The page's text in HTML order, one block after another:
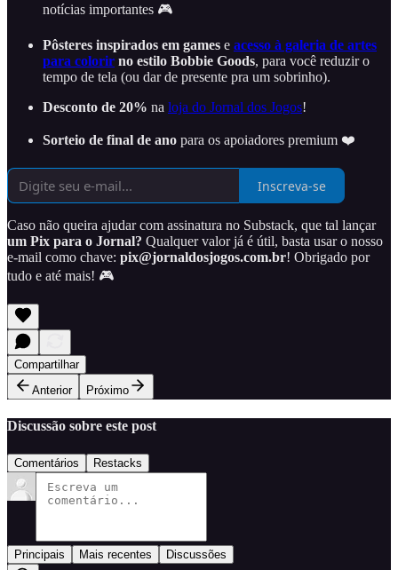
notícias importantes 🎮
Pôsteres inspirados em games e acesso à galeria de artes
para colorir no estilo Bobbie Goods, para você reduzir o
tempo de tela (ou dar de presente pra um sobrinho).
Desconto de 20% na loja do Jornal dos Jogos!
Sorteio de final de ano para os apoiadores premium ❤️
Inscreva-se
Caso não queira ajudar com assinatura no Substack, que tal lançar
um Pix para o Jornal? Qualquer valor já é útil, basta usar o nosso
e-mail como chave: pix@jornaldosjogos.com.br! Obrigado por
tudo e até mais! 🎮
Compartilhar
Anterior
Próximo
Discussão sobre este post
Comentários Restacks
Principais Mais recentes Discussões